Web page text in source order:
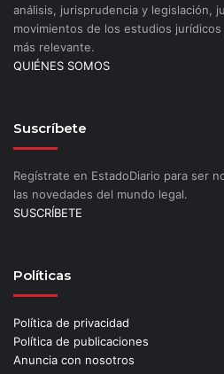
análisis, jurisprudencia y legislación,
movimientos de los estudios
más relevante.
QUIÉNES SOMOS
Suscríbete
Regístrate en EstadoDiario para ser
las novedades del mundo legal.
SUSCRÍBETE
Políticas
Política de privacidad
Política de publicaciones
Anuncia con nosotros